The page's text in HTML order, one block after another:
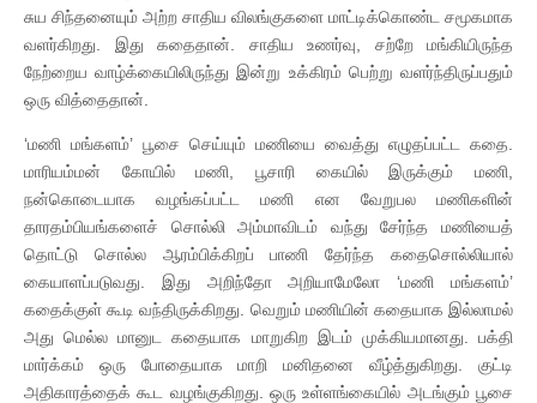
சுய சிந்தனையும் அற்ற சாதிய விலங்குகளை மாட்டிக்கொண்ட சமூகமாக
வளர்கிறது. இது கதைதான். சாதிய உணர்வு, சற்றே மங்கியிருந்த
நேற்றைய வாழ்க்கையிலிருந்து இன்று உக்கிரம் பெற்று வளர்ந்திருப்பதும்
ஒரு வித்தைதான்.
‘மணி மங்களம்’ பூசை செய்யும் மணியை வைத்து எழுதப்பட்ட கதை.
மாரியம்மன் கோயில் மணி, பூசாரி கையில் இருக்கும் மணி,
நன்கொடையாக வழங்கப்பட்ட மணி என வேறுபல மணிகளின்
தாரதம்பியங்களைச் சொல்லி அம்மாவிடம் வந்து சேர்ந்த மணியைத்
தொட்டு சொல்ல ஆரம்பிக்கிறப் பாணி தேர்ந்த கதைசொல்லியால்
கையாளப்படுவது. இது அறிந்தோ அறியாமேலோ ‘மணி மங்களம்’
கதைக்குள் கூடி வந்திருக்கிறது. வெறும் மணியின் கதையாக இல்லாமல்
அது மெல்ல மானுட கதையாக மாறுகிற இடம் முக்கியமானது. பக்தி
மார்க்கம் ஒரு போதையாக மாறி மனிதனை வீழ்த்துகிறது. குட்டி
அதிகாரத்தைக் கூட வழங்குகிறது. ஒரு உள்ளங்கையில் அடங்கும் பூசை